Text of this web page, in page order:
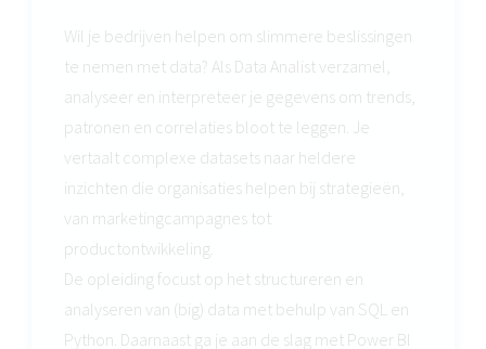
Wil je bedrijven helpen om slimmere beslissingen
te nemen met data? Als Data Analist verzamel,
analyseer en interpreteer je gegevens om trends,
patronen en correlaties bloot te leggen. Je
vertaalt complexe datasets naar heldere
inzichten die organisaties helpen bij strategieën,
van marketingcampagnes tot
productontwikkeling.
De opleiding focust op het structureren en
analyseren van (big) data met behulp van SQL en
Python. Daarnaast ga je aan de slag met Power BI